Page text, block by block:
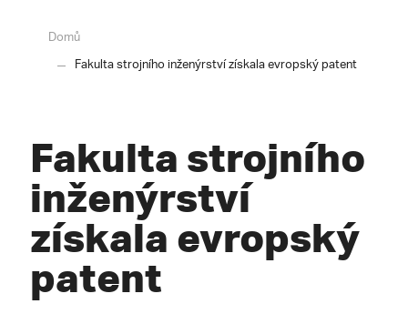
Domů
Fakulta strojního inženýrství získala evropský patent
Fakulta strojního
inženýrství
získala evropský
patent